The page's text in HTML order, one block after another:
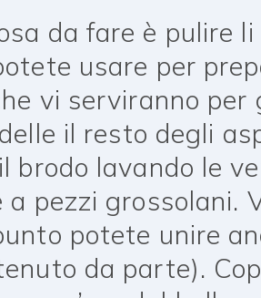
da fare è pulire
usare per
vi serviranno
il resto degli
brodo lavando le
pezzi grossolani.
potete unire
da parte).